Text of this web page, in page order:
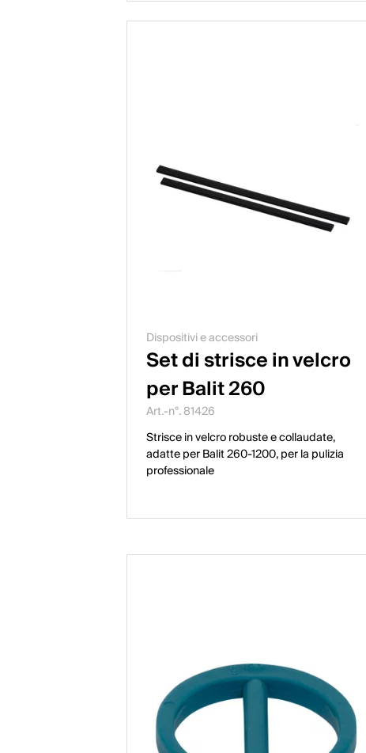
Dispositivi e accessori
Set di strisce in velcro
per Balit 260
Art.-n°. 81426
Strisce in velcro robuste e collaudate,
adatte per Balit 260-1200, per la pulizia
professionale